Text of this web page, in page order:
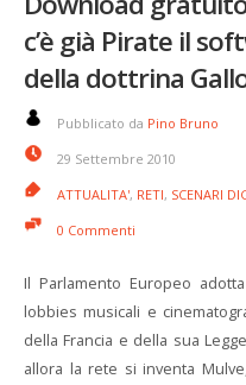
c’è già Pirate il
della dottrina
Pubblicato da Pino Bruno
29 Settembre 2010
ATTUALITA', RETI, SCENARI
0 Commenti
Il Parlamento Europeo
lobbies musicali e
della Francia e della sua
allora la rete si inventa